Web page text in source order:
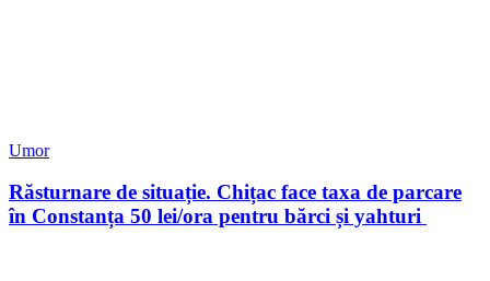
Umor
Răsturnare de situație. Chițac face taxa de parcare
în Constanța 50 lei/ora pentru bărci și yahturi